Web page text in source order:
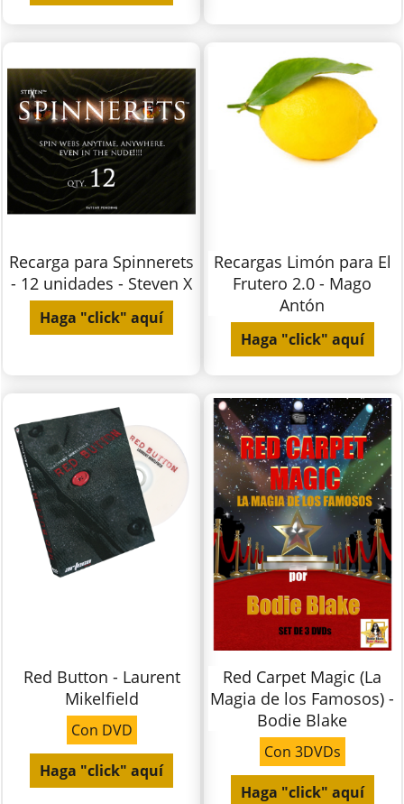
Recarga para Spinnerets
- 12 unidades - Steven X
Haga "click" aquí
Recargas Limón para El
Frutero 2.0 - Mago
Antón
Haga "click" aquí
Red Button - Laurent
Mikelfield
Con DVD
Haga "click" aquí
Red Carpet Magic (La
Magia de los Famosos) -
Bodie Blake
Con 3DVDs
Haga "click" aquí